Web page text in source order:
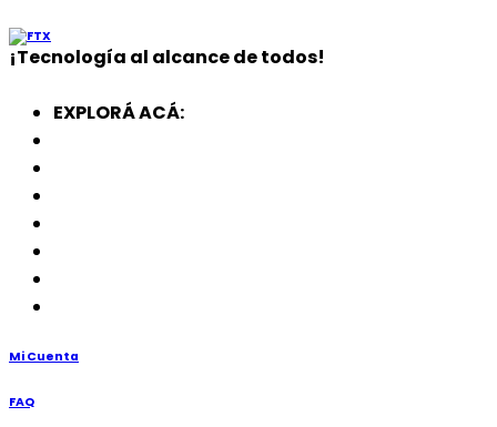
¡Tecnología al alcance de todos!
EXPLORÁ ACÁ:
Mi Cuenta
FAQ